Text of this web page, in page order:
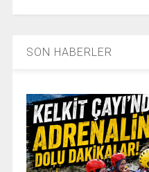
SON HABERLER